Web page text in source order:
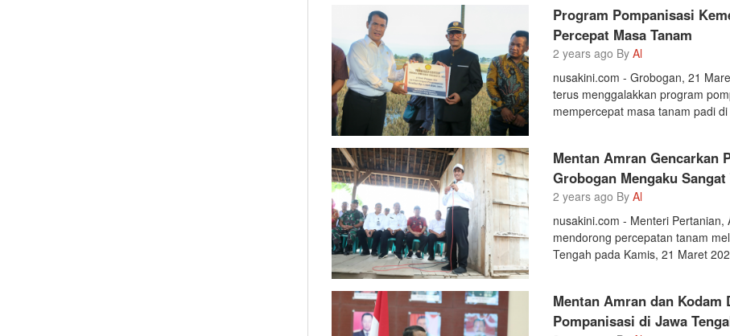
Program Pompanisasi
Percepat Masa Tanam
2 years ago By Al
nusakini.com - Grobogan, 21
terus menggalakkan program
mempercepat masa tanam padi
Mentan Amran Gencarkan
Grobogan Mengaku Sangat
2 years ago By Al
nusakini.com - Menteri
mendorong percepatan tanam
Tengah pada Kamis, 21 Maret
Mentan Amran dan
Pompanisasi di Jawa